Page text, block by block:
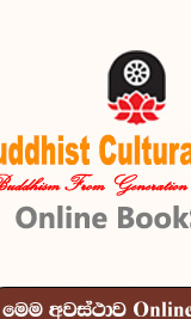
RITUAL ITEMS &
SINHALA
Reference